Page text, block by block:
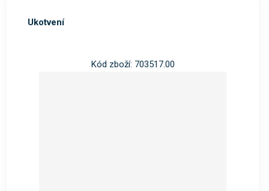
Ukotvení
Kód zboží: 703517.00